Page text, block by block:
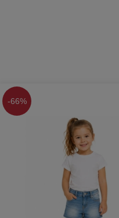
-66%